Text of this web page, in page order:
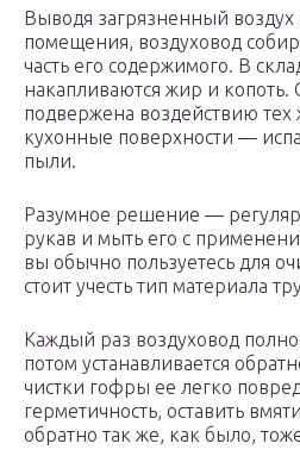
Выводя загрязненный воздух
помещения, воздуховод
часть его содержимого. В
накапливаются жир и копоть.
подвержена воздействию тех
кухонные поверхности —
пыли.
Разумное решение —
рукав и мыть его с
вы обычно пользуетесь для
стоит учесть тип материала
Каждый раз воздуховод
потом устанавливается
чистки гофры ее легко
герметичность, оставить
обратно так же, как было,